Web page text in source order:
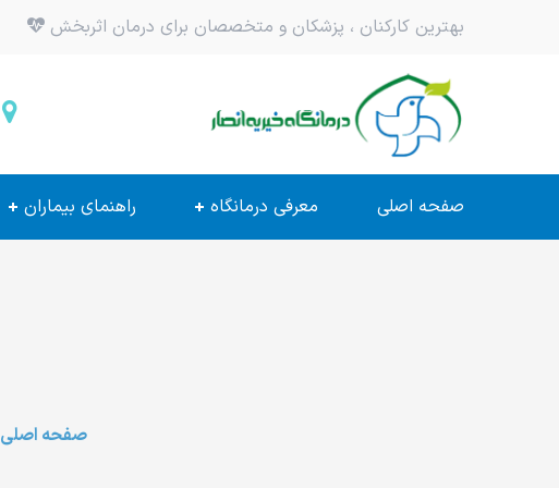
بهترین کارکنان ، پزشکان و متخصصان برای درمان اثربخش
صفحه اصلی معرفی درمانگاه راهنمای بیماران
صفحه اصلی